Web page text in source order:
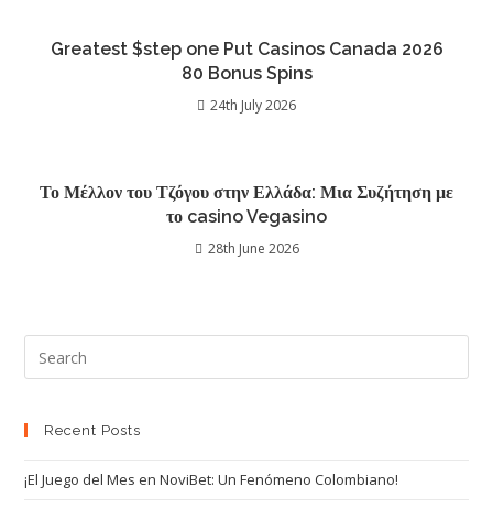
Greatest $step one Put Casinos Canada 2026
80 Bonus Spins
24th July 2026
Το Μέλλον του Τζόγου στην Ελλάδα: Μια Συζήτηση με
το casino Vegasino
28th June 2026
Recent Posts
¡El Juego del Mes en NoviBet: Un Fenómeno Colombiano!